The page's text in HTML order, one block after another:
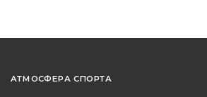
АТМОСФЕРА СПОРТА